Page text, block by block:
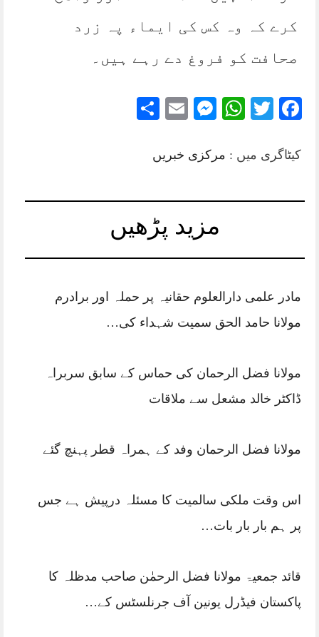
کرے کہ وہ کس کی ایماء پہ زرد
صحافت کو فروغ دے رہے ہیں۔
Facebook
Twitter
WhatsApp
Messenger
Email
کیٹاگری میں : مرکزی خبریں
مزید پڑھیں
مادر علمی دارالعلوم حقانیہ پر حملہ اور برادرم
مولانا حامد الحق سمیت شہداء کی…
مولانا فضل الرحمان کی حماس کے سابق سربراہ
ڈاکٹر خالد مشعل سے ملاقات
مولانا فضل الرحمان وفد کے ہمراہ قطر پہنچ گئے
اس وقت ملکی سالمیت کا مسئلہ درپیش ہے جس
پر ہم بار بار بات…
قائد جمعیۃ مولانا فضل الرحمٰن صاحب مدظلہ کا
پاکستان فیڈرل یونین آف جرنلسٹس کے…